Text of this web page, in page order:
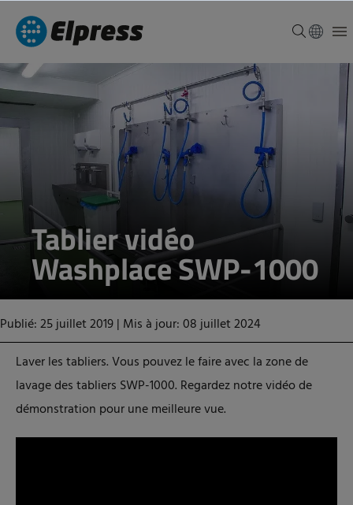
Tablier vidéo
Washplace SWP-1000
Publié: 25 juillet 2019| Mis à jour: 08 juillet 2024
Laver les tabliers. Vous pouvez le faire avec la zone de
lavage des tabliers SWP-1000. Regardez notre vidéo de
démonstration pour une meilleure vue.